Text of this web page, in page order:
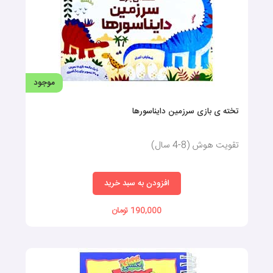
• کتاب تقویت هوش کودک دوساله
• کتاب تقویت هوش کودک یک‌ساله
• کتاب تقویت هوش کودک سه‌ساله
• تقویت هوش کودک ۵ساله
مشخص‌کردن اهداف آموزشی قبل از خرید کتاب بسیار مهم است.
والدین باید بدانند که می‌خواهند کدام جنبه از هوش کودک خود را
دارند، درحالی‌که برخی دیگر به توسعه هوش زبانی، فضایی یا اجتماعی
کیفیت محتوا
موجود
تخته ی بازی سرزمین دایناسورها
تقویت هوش (8-4 سال)
افزودن به سبد خرید
190,000 تومان